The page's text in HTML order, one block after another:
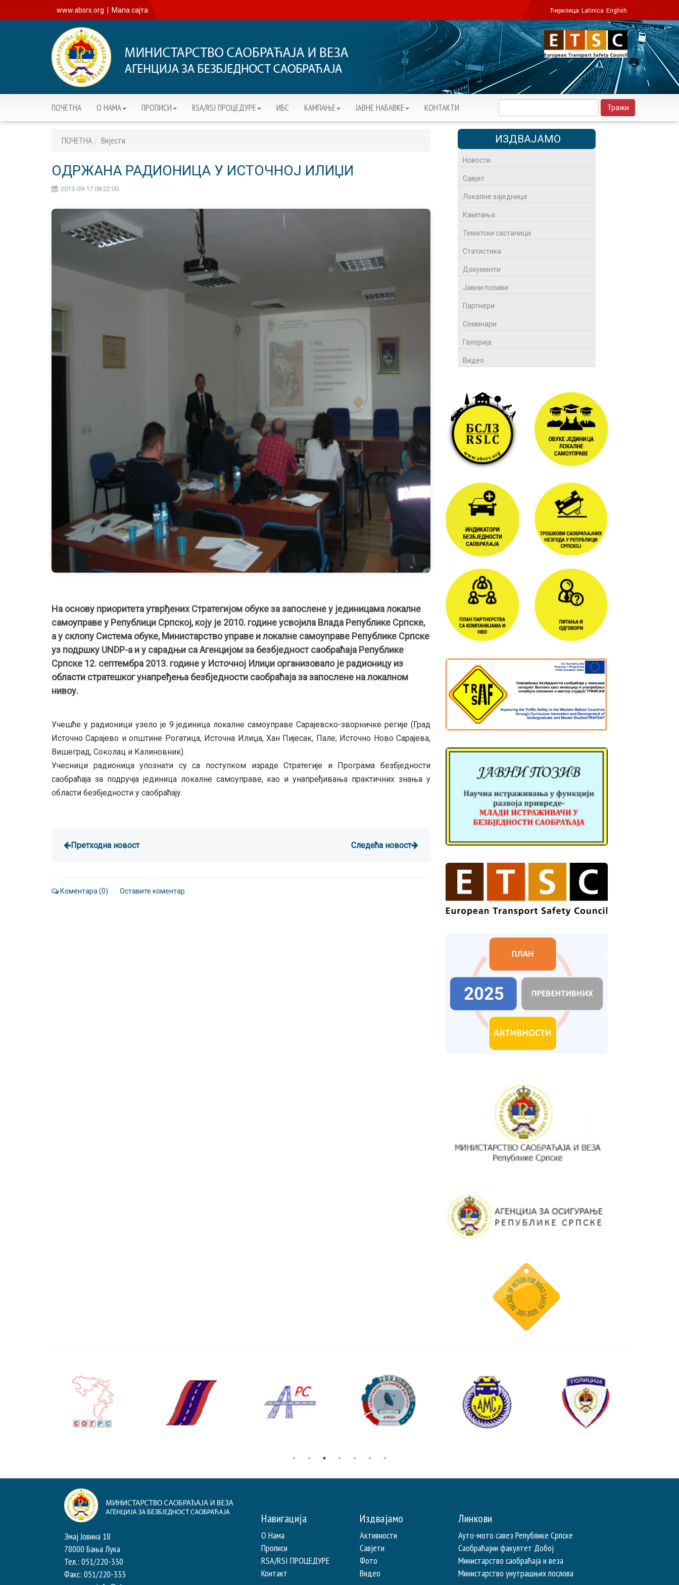
www.absrs.org Мапа сајта Ћирилица Latinica English
ПОЧЕТНА О НАМА ПРОПИСИ RSA/RSI ПРОЦЕДУРЕ ИБС KАМПАЊЕ ЈАВНЕ НАБАВКЕ КОНТАКТИ
ПОЧЕТНА Вијести
ОДРЖАНА РАДИОНИЦА У ИСТОЧНОЈ ИЛИЏИ
2013-09-17 08:22:00
На основу приоритета утврђених Стратегијом обуке за запослене у јединицама локалне
самоуправе у Републици Српској, коју је 2010. године усвојила Влада Републике Српске,
а у склопу Система обуке, Министарство управе и локалне самоуправе Републике Српске
уз подршку UNDP-a и у сарадњи са Агенцијом за безбједност саобраћаја Републике
Српске 12. септембра 2013. године у Источној Илиџи организовало је радионицу из
области стратешког унапређења безбједности саобраћаја за запослене на локалном
нивоу.
Учешће у радионици узело је 9 јединица локалне самоуправе Сарајевско-зворничке регије (Град
Источно Сарајево и општине Рогатица, Источна Илиџа, Хан Пијесак, Пале, Источно Ново Сарајева,
Вишеград, Соколац и Калиновник).
Учесници радионица упознати су са поступком израде Стратегије и Програма безбједности
саобраћаја за подручја јединица локалне самоуправе, као и унапређивања практичних знања у
области безбједности у саобраћају.
Претходна новост Следећа новост
Коментара (0) · Оставите коментар
ИЗДВАЈАМО
Новости
Савјет
Локалне заједнице
Кампања
Тематски састаници
Статистика
Документи
Јавни позиви
Партнери
Семинари
Галерија
Видео
Змај Јовина 18
78000 Бања Лука
Тел.: 051/220-330
Факс: 051/220-333
Навигација
О Нама
Прописи
RSA/RSI ПРОЦЕДУРЕ
Контакт
Издвајамо
Активности
Савјети
Фото
Видео
Линкови
Ауто-мото савез Републике Српске
Саобраћајни факултет Добој
Министарство саобраћаја и веза
Министарство унутрашњих послова